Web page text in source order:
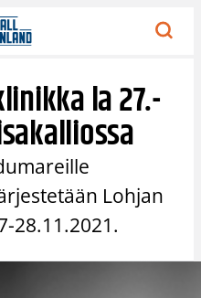
la 27.-
Lohjan
28.11.2021.